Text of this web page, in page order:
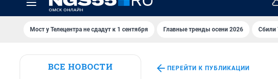
Мост у Телецентра не сдадут к 1 сентября Главные тренды осени 2026 Сбили
ВСЕ НОВОСТИ ПЕРЕЙТИ К ПУБЛИКАЦИИ